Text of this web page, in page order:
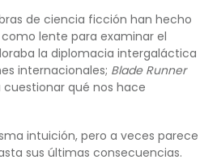
de ciencia ficción han hecho
lente para examinar el
la diplomacia intergaláctica
internacionales; Blade Runner
qué nos hace
intuición, pero a veces parece
sus últimas consecuencias.